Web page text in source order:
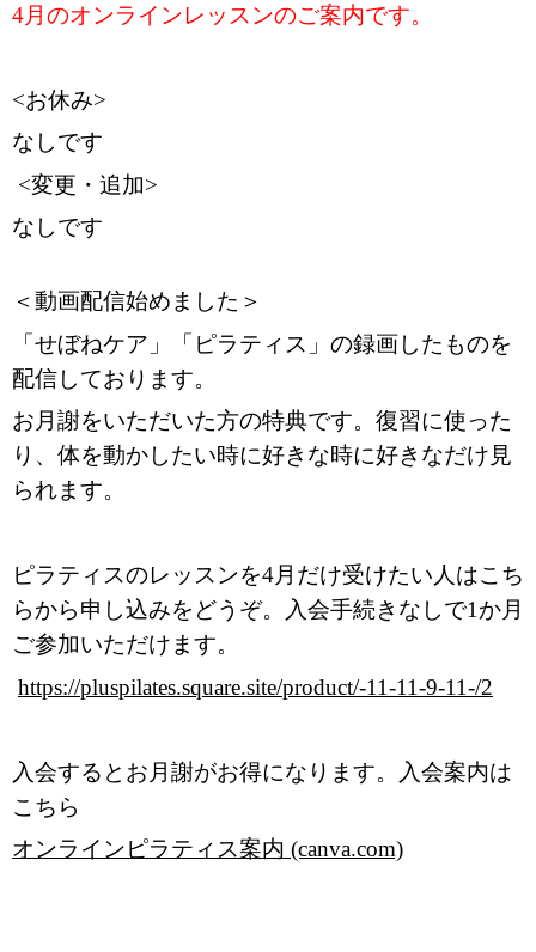
4月のオンラインレッスンのご案内です。
<お休み>
なしです
<変更・追加>
なしです
＜動画配信始めました＞
「せぼねケア」「ピラティス」の録画したものを
配信しております。
お月謝をいただいた方の特典です。復習に使った
り、体を動かしたい時に好きな時に好きなだけ見
られます。
ピラティスのレッスンを4月だけ受けたい人はこち
らから申し込みをどうぞ。入会手続きなしで1か月
ご参加いただけます。
https://pluspilates.square.site/product/-11-11-9-11-/2
入会するとお月謝がお得になります。入会案内は
こちら
オンラインピラティス案内 (canva.com)